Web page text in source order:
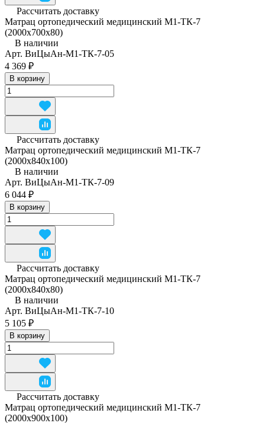
Рассчитать доставку
Матрац ортопедический медицинский М1-ТК-7
(2000x700x80)
В наличии
Арт. ВиЦыАн-М1-ТК-7-05
4 369 ₽
В корзину
Рассчитать доставку
Матрац ортопедический медицинский М1-ТК-7
(2000x840x100)
В наличии
Арт. ВиЦыАн-М1-ТК-7-09
6 044 ₽
В корзину
Рассчитать доставку
Матрац ортопедический медицинский М1-ТК-7
(2000x840x80)
В наличии
Арт. ВиЦыАн-М1-ТК-7-10
5 105 ₽
В корзину
Рассчитать доставку
Матрац ортопедический медицинский М1-ТК-7
(2000x900x100)